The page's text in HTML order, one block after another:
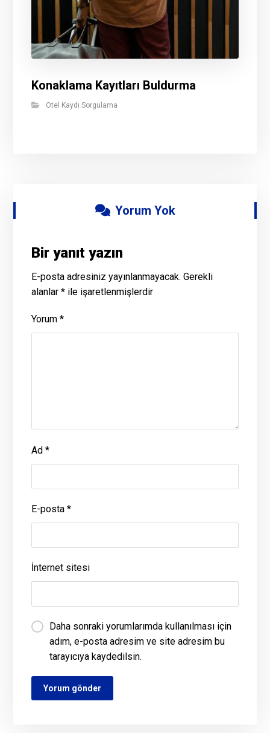
Konaklama Kayıtları Buldurma
Otel Kaydı Sorgulama
Yorum Yok
Bir yanıt yazın
E-posta adresiniz yayınlanmayacak. Gerekli
alanlar* ile işaretlenmişlerdir
Yorum*
Ad*
E-posta*
İnternet sitesi
Daha sonraki yorumlarımda kullanılması için
adım, e-posta adresim ve site adresim bu
tarayıcıya kaydedilsin.